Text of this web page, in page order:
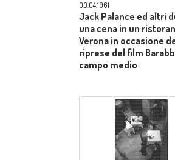
03.04.1961
Jack Palance ed altri
una cena in un
Verona in occasione
riprese del film
campo medio